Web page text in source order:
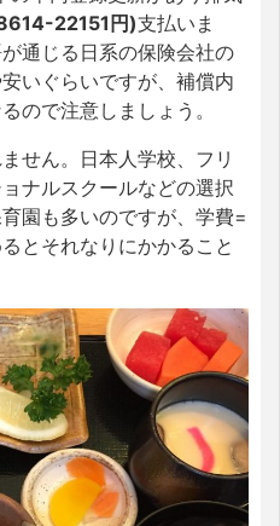
22151円)支払いま
通じる日系の保険会社の
いぐらいですが、補償内
ので注意しましょう。
せん。日本人学校、フリ
ナルスクールなどの選択
園も多いのですが、学費=
とそれなりにかかること